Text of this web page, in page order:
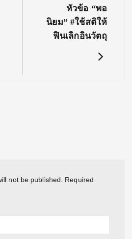
หัวข้อ “พอ
นิยม” #ใช้สติให้
ฟินเลิกอินวัตถุ
not be published.
Required